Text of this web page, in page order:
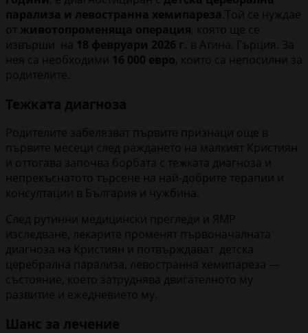
парализа и левостранна хемипареза.Той се нуждае
от животопроменяща операция, която ще се
извърши на 18 февруари 2026 г. в Атина, Гърция. За
нея са необходими 16 000 евро, които са непосилни за
родителите.
Тежката диагноза
Родителите забелязват първите признаци още в
първите месеци след раждането на малкият Кристиян
и оттогава започва борбата с тежката диагноза и
непрекъснатото търсене на най-добрите терапии и
консултации в България и чужбина.
След рутинни медицински прегледи и ЯМР
изследване, лекарите променят първоначалната
диагноза на Кристиян и потвърждават детска
церебрална парализа, левостранна хемипареза —
състояние, което затруднява двигателното му
развитие и ежедневието му.
Шанс за лечение